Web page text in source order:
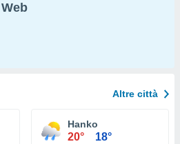
Altre città
Hanko
20° 18°